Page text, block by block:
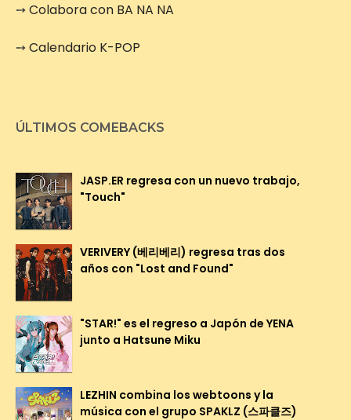
➙Colabora con BA NA NA
➙Calendario K-POP
ÚLTIMOS COMEBACKS
JASP.ER regresa con un nuevo trabajo,
"Touch"
VERIVERY (베리베리) regresa tras dos
años con "Lost and Found"
"STAR!" es el regreso a Japón de YENA
junto a Hatsune Miku
LEZHIN combina los webtoons y la
música con el grupo SPAKLZ (스파클즈)